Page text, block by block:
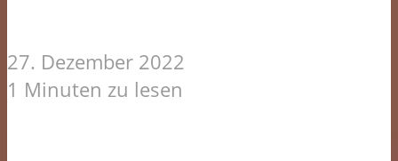
27. Dezember 2022
1 Minuten zu lesen